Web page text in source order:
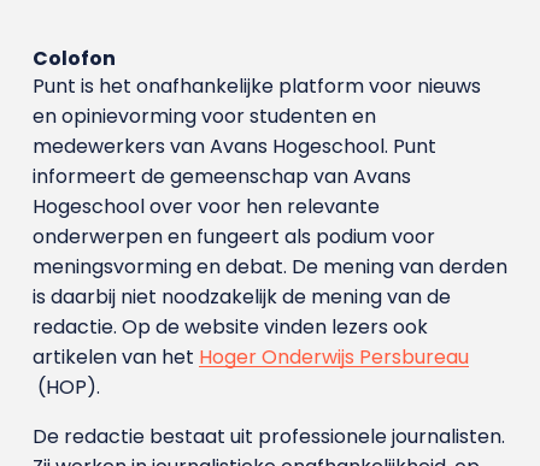
Colofon
Punt is het onafhankelijke platform voor nieuws
en opinievorming voor studenten en
medewerkers van Avans Hoge­school. Punt
informeert de gemeenschap van Avans
Hogeschool over voor hen relevante
onderwerpen en fungeert als podium voor
meningsvorming en debat. De mening van derden
is daarbij niet noodzakelijk de mening van de
redactie. Op de website vinden lezers ook
artikelen van het Hoger Onderwijs Persbureau
(HOP).
De redactie bestaat uit professionele journalisten.